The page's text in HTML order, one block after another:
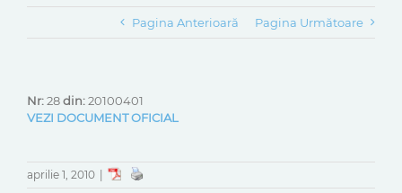
Pagina Anterioară Pagina Următoare
Nr:28din:20100401
VEZI DOCUMENT OFICIAL
aprilie 1, 2010